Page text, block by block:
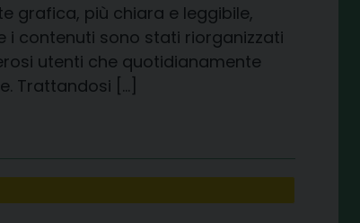
grafica, più chiara e leggibile,
i contenuti sono stati riorganizzati
utenti che quotidianamente
Trattandosi […]